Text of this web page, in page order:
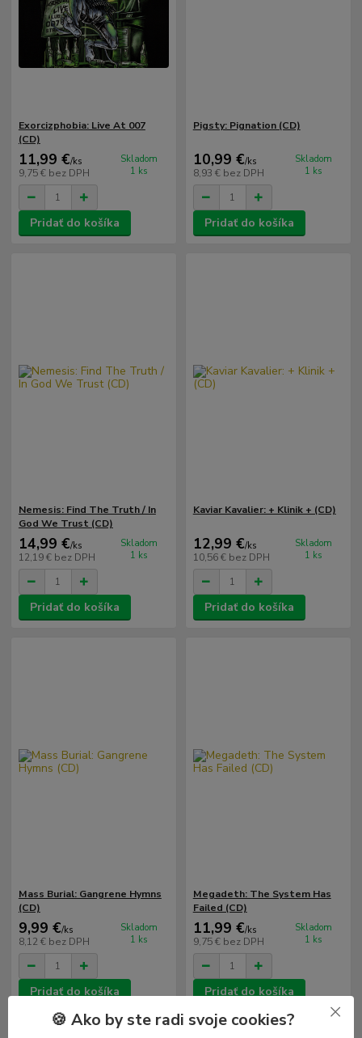
Exorcizphobia: Live At 007
(CD)
11,99 €/ks
9,75 € bez DPH
Skladom
1 ks
Pridať do košíka
Pigsty: Pignation (CD)
10,99 €/ks
8,93 € bez DPH
Skladom
1 ks
Pridať do košíka
Nemesis: Find The Truth / In
God We Trust (CD)
14,99 €/ks
12,19 € bez DPH
Skladom
1 ks
Pridať do košíka
Kaviar Kavalier: + Klinik + (CD)
12,99 €/ks
10,56 € bez DPH
Skladom
1 ks
Pridať do košíka
Mass Burial: Gangrene Hymns
(CD)
9,99 €/ks
8,12 € bez DPH
Skladom
1 ks
Pridať do košíka
Megadeth: The System Has
Failed (CD)
11,99 €/ks
9,75 € bez DPH
Skladom
1 ks
Pridať do košíka
🍪 Ako by ste radi svoje cookies?